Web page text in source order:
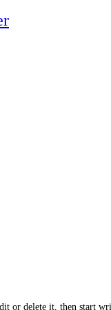
or delete it, then start